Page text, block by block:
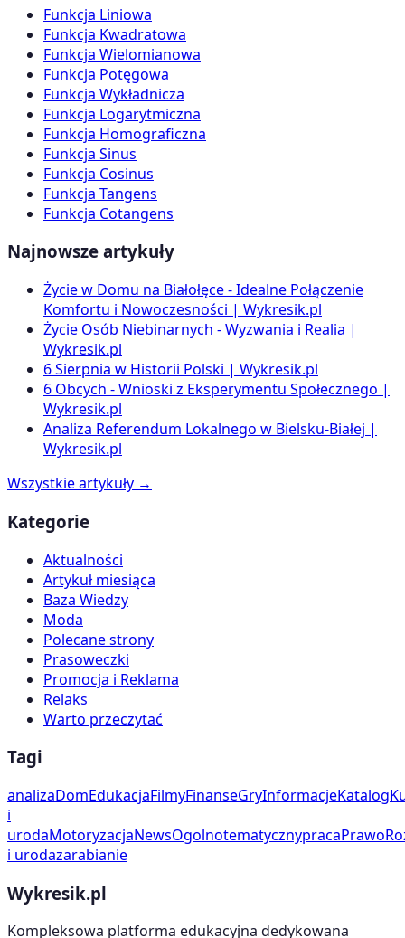
Funkcja Liniowa
Funkcja Kwadratowa
Funkcja Wielomianowa
Funkcja Potęgowa
Funkcja Wykładnicza
Funkcja Logarytmiczna
Funkcja Homograficzna
Funkcja Sinus
Funkcja Cosinus
Funkcja Tangens
Funkcja Cotangens
Najnowsze artykuły
Życie w Domu na Białołęce - Idealne Połączenie
Komfortu i Nowoczesności | Wykresik.pl
Życie Osób Niebinarnych - Wyzwania i Realia |
Wykresik.pl
6 Sierpnia w Historii Polski | Wykresik.pl
6 Obcych - Wnioski z Eksperymentu Społecznego |
Wykresik.pl
Analiza Referendum Lokalnego w Bielsku-Białej |
Wykresik.pl
Wszystkie artykuły →
Kategorie
Aktualności
Artykuł miesiąca
Baza Wiedzy
Moda
Polecane strony
Prasoweczki
Promocja i Reklama
Relaks
Warto przeczytać
Tagi
analizaDomEdukacjaFilmyFinanseGryInformacjeKatalog
i
urodaMotoryzacjaNewsOgolnotematycznypracaPrawo
i urodazarabianie
Wykresik.pl
Kompleksowa platforma edukacyjna dedykowana